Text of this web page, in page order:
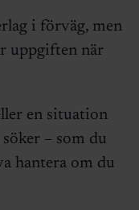
i förväg, men
uppgiften när
en situation
– som du
hantera om du